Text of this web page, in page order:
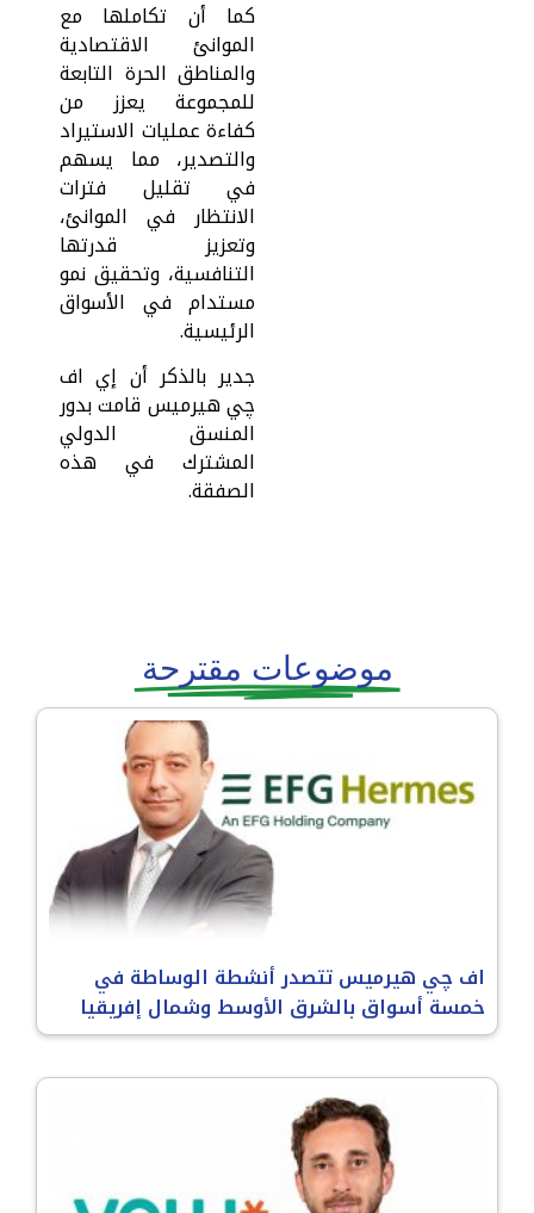
كما أن تكاملها مع
الموانئ الاقتصادية
والمناطق الحرة التابعة
للمجموعة يعزز من
كفاءة عمليات الاستيراد
والتصدير، مما يسهم
في تقليل فترات
الانتظار في الموانئ،
وتعزيز قدرتها
التنافسية، وتحقيق نمو
مستدام في الأسواق
الرئيسية.
جدير بالذكر أن إي اف
چي هيرميس قامت بدور
المنسق الدولي
المشترك في هذه
الصفقة.
موضوعات مقترحة
اف چي هيرميس تتصدر أنشطة الوساطة في
خمسة أسواق بالشرق الأوسط وشمال إفريقيا